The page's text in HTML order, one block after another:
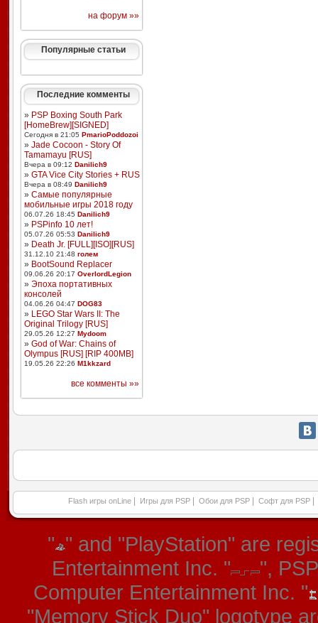
на форум »»
Популярные статьи
Последние комменты
» PSP Boxing South Park
[HomeBrew][SIGNED]
Сегодня в 21:05 PmarioPoddozoi
» Jade Cocoon - Story Of
Tamamayu [RUS]
Вчера в 09:12 Danilich9
» GTA Vice City Stories + RUS
Вчера в 08:49 Danilich9
» Самые популярные
мобильные игры 2018 году
06.07.26 18:45 Danilich9
» PSPinfo 10 лет!
05.07.26 05:53 Danilich9
» Death Jr. [FULL][ISO][RUS]
31.12.10 21:48 голем
» BootSound Replacer
09.06.26 20:17 OverlordLegion
» Эпоха портативных
консолей
04.06.26 04:47 DOG83
» LEGO Star Wars II: The
Original Trilogy [RUS]
29.05.26 12:27 Mydoom
» God of War: Chains of
Olympus [RUS] [RIP 400MB]
19.05.26 22:26 M1kkzard
все комменты »»
Flash игры onLine Игры для PSP Обои для PSP Софт для PSP
" " and "PlayStation" are
Entertainment Inc. "
",
Computer Entertainment Inc. "
"Memory Stick Duo" logotype